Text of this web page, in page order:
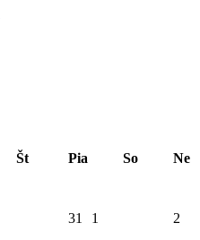
Št Pia So Ne
31 1 2